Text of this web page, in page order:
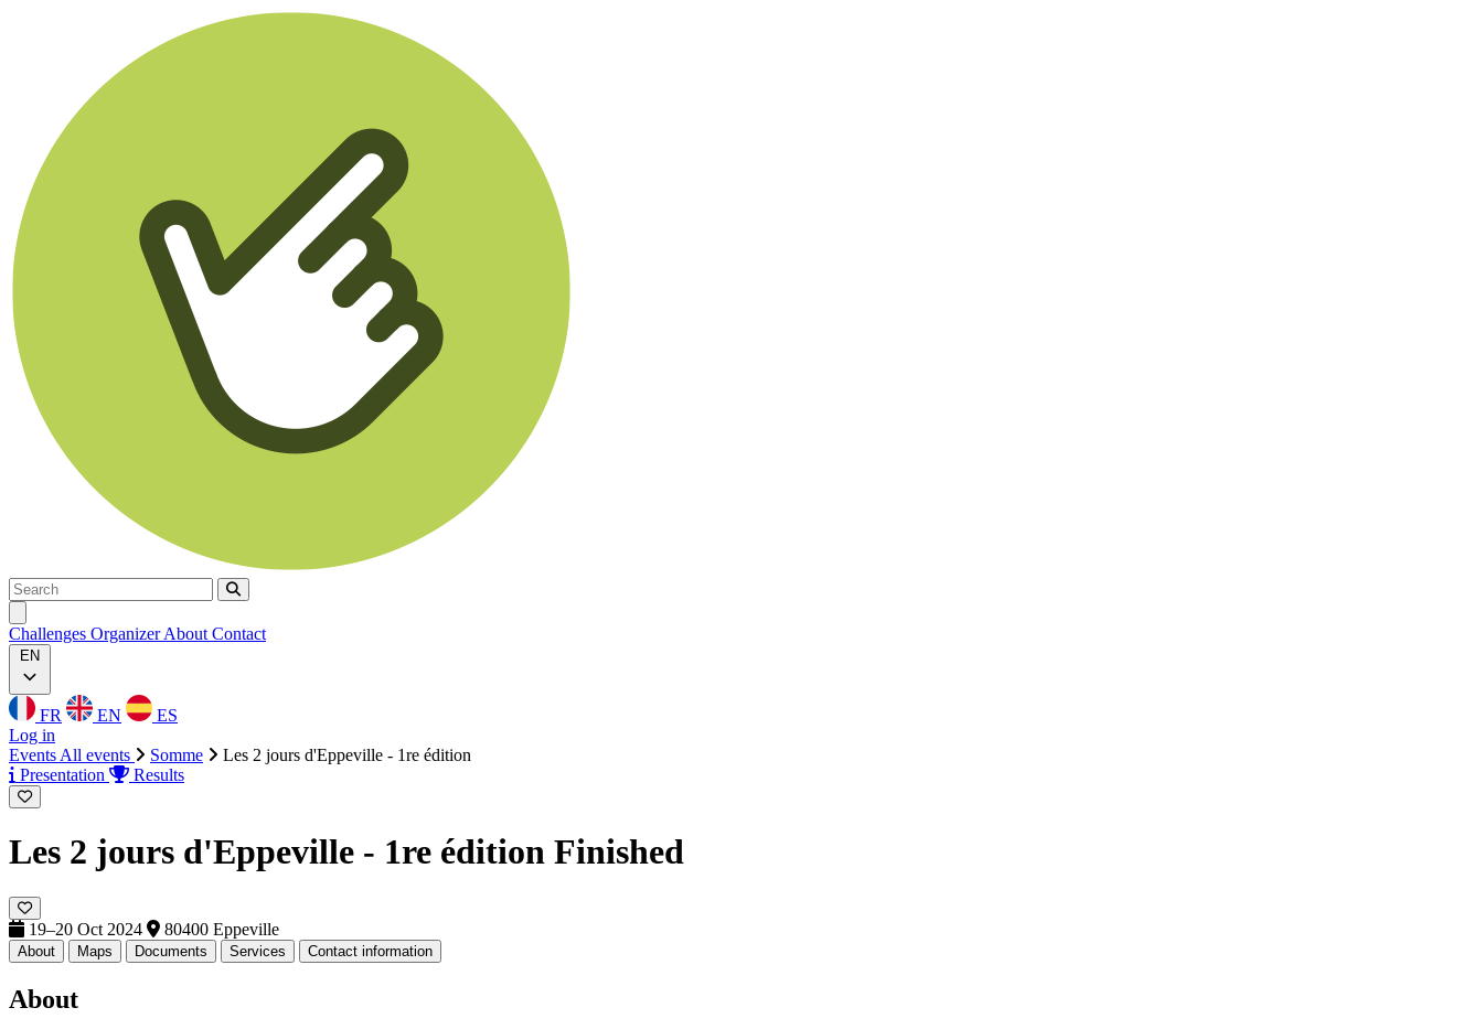
Search
Search
Challenges OrganizerAbout Contact
EN
FR EN
ES
Log in
Events All events Somme
Les 2 jours d'Eppeville - 1re édition
Presentation
Results
Les 2 jours d'Eppeville - 1re édition Finished
19–20 Oct 2024 80400 Eppeville
About Maps Documents Services Contact information
About